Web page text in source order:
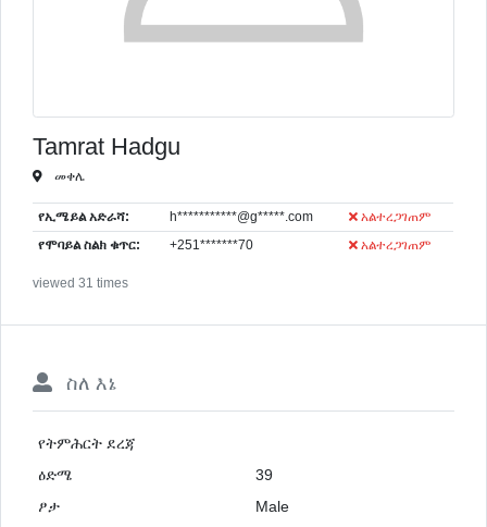
Tamrat Hadgu
መቀሌ
የኢሜይል አድራሻ: h***********@g*****.com አልተረጋገጠም
የሞባይል ስልክ ቁጥር: +251*******70 አልተረጋገጠም
viewed 31 times
ስለ እኔ
የትምሕርት ደረጃ
ዕድሜ
39
ፆታ
Male